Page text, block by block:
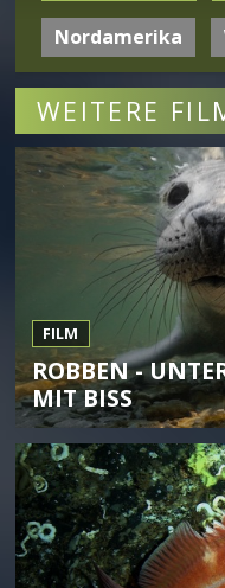
Nordamerika
WEITERE
FILM
ROBBEN -
MIT BISS